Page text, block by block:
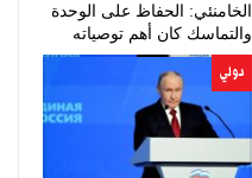
الخامنئي: الحفاظ على الوحدة
والتماسك كان أهم توصياته
دولي